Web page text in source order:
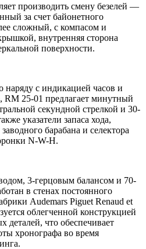
производить смену безелей —
за счет байонетного
сложный, с компасом и
внутренняя сторона
поверхности.
с индикацией часов и
RM 25-01 предлагает минутный
секундной стрелкой и 30-
указатели запаса хода,
барабана и селектора
N-W-H.
3-герцовым балансом и 70-
в стенах постоянного
Audemars Piguet Renaud et
облегченной конструкцией
деталей, что обеспечивает
хронографа во время